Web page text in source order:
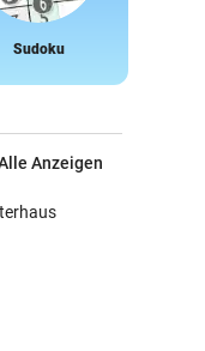
Sudoku
Anzeigen